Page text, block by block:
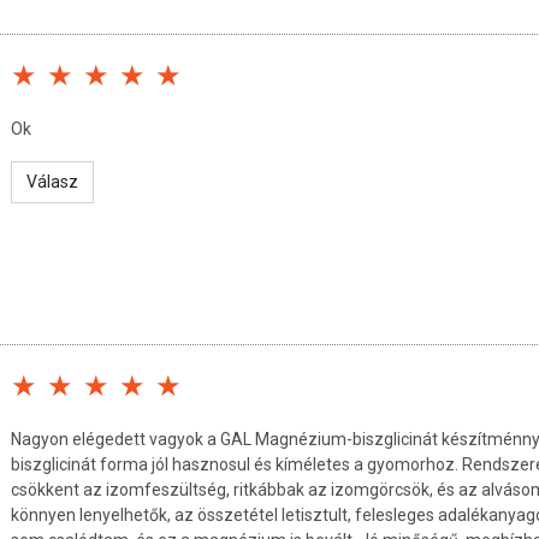
magnéziumot, ezért az étrendünktől függően érdemes
legalább 400 mg elemi magnéziumhoz jussunk
előnnyel jár, ezek röviden:
több energiát eredményez
működése
magnéziumfajtát?
nagyon változó, ami jelentősen befolyásolja a
tüneteket. Bizonyos magnéziumtermékek hasmenést, laza
Ok
Válasz
Nagyon elégedett vagyok a GAL Magnézium-biszglicinát
biszglicinát forma jól hasznosul és kíméletes a gyomorhoz.
csökkent az izomfeszültség, ritkábbak az izomgörcsök, és az
könnyen lenyelhetők, az összetétel letisztult, felesleges